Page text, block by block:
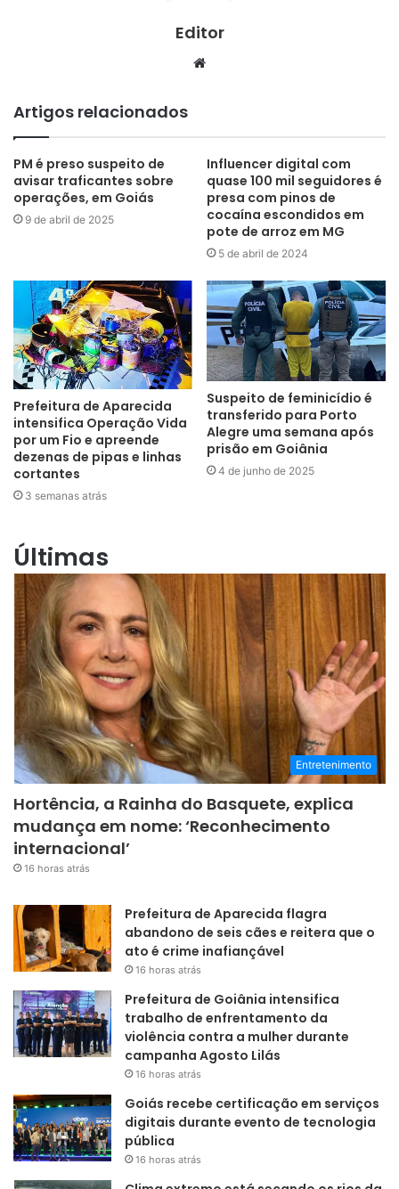
Editor
Website
Artigos relacionados
PM é preso suspeito de
avisar traficantes sobre
operações, em Goiás
9 de abril de 2025
Influencer digital com
quase 100 mil seguidores é
presa com pinos de
cocaína escondidos em
pote de arroz em MG
5 de abril de 2024
Prefeitura de Aparecida
intensifica Operação Vida
por um Fio e apreende
dezenas de pipas e linhas
cortantes
3 semanas atrás
Suspeito de feminicídio é
transferido para Porto
Alegre uma semana após
prisão em Goiânia
4 de junho de 2025
Últimas
Entretenimento
Hortência, a Rainha do Basquete, explica
mudança em nome: ‘Reconhecimento
internacional’
16 horas atrás
Prefeitura de Aparecida flagra
abandono de seis cães e reitera que o
ato é crime inafiançável
16 horas atrás
Prefeitura de Goiânia intensifica
trabalho de enfrentamento da
violência contra a mulher durante
campanha Agosto Lilás
16 horas atrás
Goiás recebe certificação em serviços
digitais durante evento de tecnologia
pública
16 horas atrás